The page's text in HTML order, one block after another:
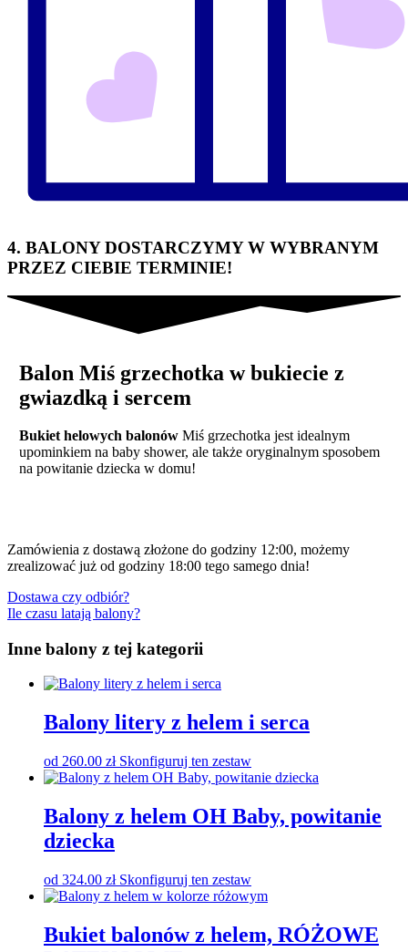
4. BALONY DOSTARCZYMY W WYBRANYM
PRZEZ CIEBIE TERMINIE!
Balon Miś grzechotka w bukiecie z
gwiazdką i sercem
Bukiet helowych balonówMiś grzechotka jest idealnym
upominkiem na baby shower, ale także oryginalnym sposobem
na powitanie dziecka w domu!
Zamówienia z dostawą złożone do godziny 12:00, możemy
zrealizować już od godziny 18:00 tego samego dnia!
Dostawa czy odbiór?
Ile czasu latają balony?
Inne balony z tej kategorii
Balony litery z helem i serca
od 260.00 zł Skonfiguruj ten zestaw
Balony z helem OH Baby, powitanie
dziecka
od 324.00 zł Skonfiguruj ten zestaw
Bukiet balonów z helem, RÓŻOWE